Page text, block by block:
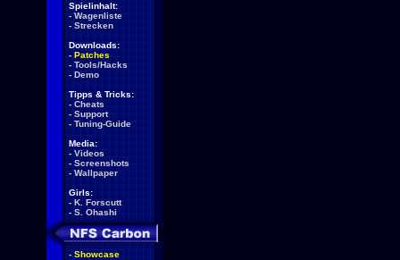
Spielinhalt:
- Wagenliste
- Strecken
Downloads:
- Patches
- Tools/Hacks
- Demo
Tipps & Tricks:
- Cheats
- Support
- Tuning-Guide
Media:
- Videos
- Screenshots
- Wallpaper
Girls:
- K. Forscutt
- S. Ohashi
- Showcase